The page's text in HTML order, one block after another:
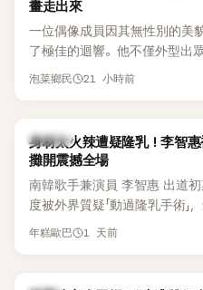
畫走出來
一位偶像成員因其無性別的美
了極佳的迴響。他不僅外型出
泡菜鄉民 21 小時前
K-POP
身材太火辣遭疑隆乳！李智惠
攤開震撼全場
南韓歌手兼演員 李智惠 出道
度被外界質疑「動過隆乳手術
線，召開前所未見的「泳裝記者
熱議。 2日播出的 SBS 綜藝節
年糕歐巴 1 天前